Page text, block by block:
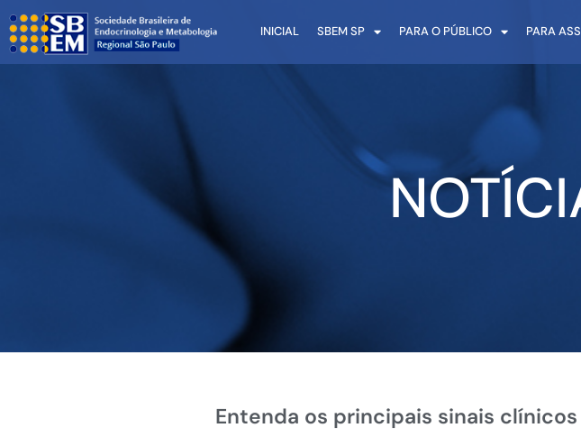
INICIAL SBEM SP PARA O PÚBLICO PARA
Entenda os principais sinais